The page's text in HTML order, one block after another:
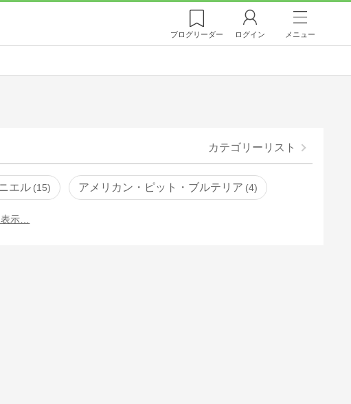
ブログリーダー ログイン メニュー
カテゴリーリスト
エル 15 アメリカン・ピット・ブルテリア 4
表示…